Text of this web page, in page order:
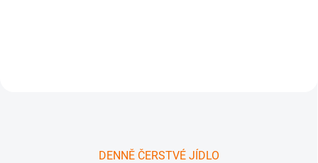
DENNĚ ČERSTVÉ JÍDLO